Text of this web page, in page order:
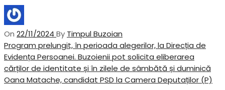
On 22/11/2024 By Timpul Buzoian
Navigare
în
articole
Previous
Post
Program prelungit, în perioada alegerilor, la Direcția de
Evidența Persoanei. Buzoienii pot solicita eliberarea
cărților de identitate și în zilele de sâmbătă și duminică
Next
Oana Matache, candidat PSD la Camera Deputaților (P)